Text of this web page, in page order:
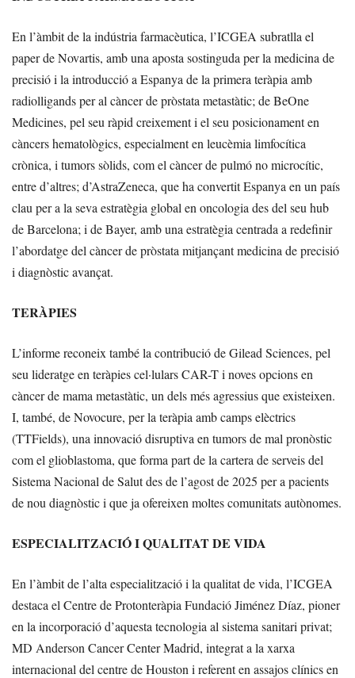
En l’àmbit de la indústria farmacèutica, l’ICGEA subratlla el
paper de Novartis, amb una aposta sostinguda per la medicina de
precisió i la introducció a Espanya de la primera teràpia amb
radiolligands per al càncer de pròstata metastàtic; de BeOne
Medicines, pel seu ràpid creixement i el seu posicionament en
càncers hematològics, especialment en leucèmia limfocítica
crònica, i tumors sòlids, com el càncer de pulmó no microcític,
entre d’altres; d’AstraZeneca, que ha convertit Espanya en un país
clau per a la seva estratègia global en oncologia des del seu hub
de Barcelona; i de Bayer, amb una estratègia centrada a redefinir
l’abordatge del càncer de pròstata mitjançant medicina de precisió
i diagnòstic avançat.
TERÀPIES
L’informe reconeix també la contribució de Gilead Sciences, pel
seu lideratge en teràpies cel·lulars CAR-T i noves opcions en
càncer de mama metastàtic, un dels més agressius que existeixen.
I, també, de Novocure, per la teràpia amb camps elèctrics
(TTFields), una innovació disruptiva en tumors de mal pronòstic
com el glioblastoma, que forma part de la cartera de serveis del
Sistema Nacional de Salut des de l’agost de 2025 per a pacients
de nou diagnòstic i que ja ofereixen moltes comunitats autònomes.
ESPECIALITZACIÓ I QUALITAT DE VIDA
En l’àmbit de l’alta especialització i la qualitat de vida, l’ICGEA
destaca el Centre de Protonteràpia Fundació Jiménez Díaz, pioner
en la incorporació d’aquesta tecnologia al sistema sanitari privat;
MD Anderson Cancer Center Madrid, integrat a la xarxa
internacional del centre de Houston i referent en assajos clínics en